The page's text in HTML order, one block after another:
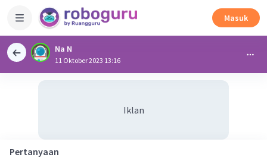
Masuk
Na N
11 Oktober 2023 13:16
Iklan
Pertanyaan